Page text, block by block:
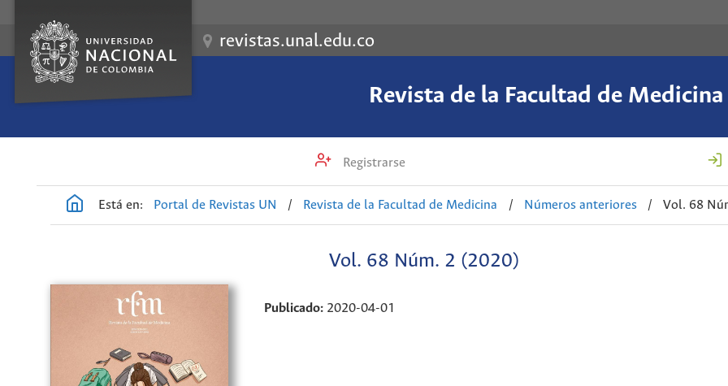
revistas.unal.edu.co
Revista de la Facultad de Medicina
Registrarse
Está en: Portal de Revistas UN / Revista de la Facultad de Medicina / Números anteriores / Vol. 68
Vol. 68 Núm. 2 (2020)
Publicado: 2020-04-01